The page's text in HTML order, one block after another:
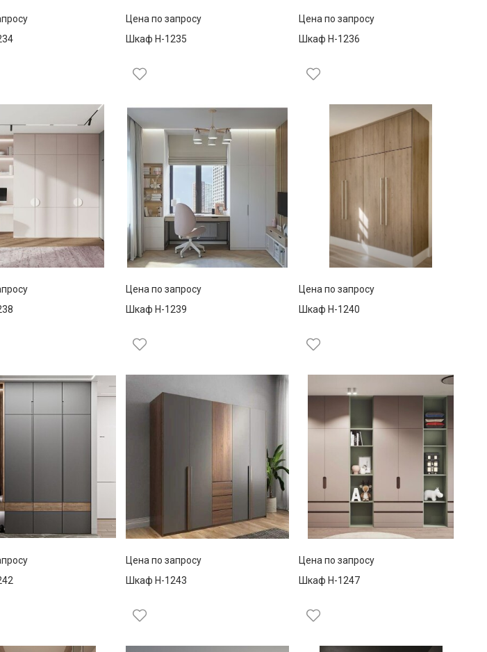
Цена по запросу
Шкаф Н-1235
Цена по запросу
Шкаф Н-1236
Цена по запросу
Шкаф Н-1239
Цена по запросу
Шкаф Н-1240
Цена по запросу
Шкаф Н-1243
Цена по запросу
Шкаф Н-1247